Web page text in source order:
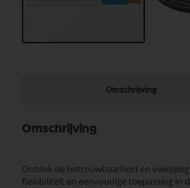
afbeeldingen-
gallerij
Omschrijving
Omschrijving
Ontdek de betrouwbaarheid en
flexibiliteit en eenvoudige toepassing in